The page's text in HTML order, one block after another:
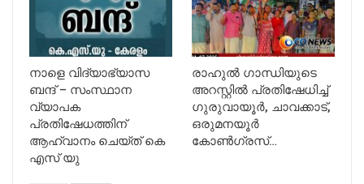
നാളെ വിദ്യാഭ്യാസ
ബന്ദ് – സംസ്ഥാന
വ്യാപക
പ്രതിഷേധത്തിന്
ആഹ്വാനം ചെയ്ത് കെ
എസ് യു
രാഹുൽ ഗാന്ധിയുടെ
അറസ്റ്റിൽ പ്രതിഷേധിച്ച്
ഗുരുവായൂർ, ചാവക്കാട്,
ഒരുമനയൂർ
കോൺഗ്രസ്…